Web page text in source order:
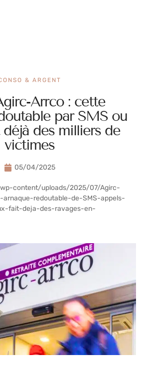
& ARGENT
Arrco : cette
par SMS ou
des milliers de
victimes
05/04/2025
content/uploads/2025/07/Agirc-
redoutable-de-SMS-appels-
fait-deja-des-ravages-en-